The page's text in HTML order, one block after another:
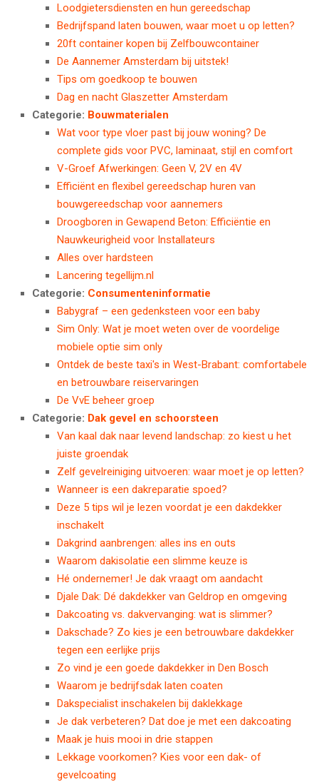
Loodgietersdiensten en hun gereedschap
Bedrijfspand laten bouwen, waar moet u op letten?
20ft container kopen bij Zelfbouwcontainer
De Aannemer Amsterdam bij uitstek!
Tips om goedkoop te bouwen
Dag en nacht Glaszetter Amsterdam
Categorie: Bouwmaterialen
Wat voor type vloer past bij jouw woning? De
complete gids voor PVC, laminaat, stijl en comfort
V-Groef Afwerkingen: Geen V, 2V en 4V
Efficiënt en flexibel gereedschap huren van
bouwgereedschap voor aannemers
Droogboren in Gewapend Beton: Efficiëntie en
Nauwkeurigheid voor Installateurs
Alles over hardsteen
Lancering tegellijm.nl
Categorie: Consumenteninformatie
Babygraf – een gedenksteen voor een baby
Sim Only: Wat je moet weten over de voordelige
mobiele optie sim only
Ontdek de beste taxi's in West-Brabant: comfortabele
en betrouwbare reiservaringen
De VvE beheer groep
Categorie: Dak gevel en schoorsteen
Van kaal dak naar levend landschap: zo kiest u het
juiste groendak
Zelf gevelreiniging uitvoeren: waar moet je op letten?
Wanneer is een dakreparatie spoed?
Deze 5 tips wil je lezen voordat je een dakdekker
inschakelt
Dakgrind aanbrengen: alles ins en outs
Waarom dakisolatie een slimme keuze is
Hé ondernemer! Je dak vraagt om aandacht
Djale Dak: Dé dakdekker van Geldrop en omgeving
Dakcoating vs. dakvervanging: wat is slimmer?
Dakschade? Zo kies je een betrouwbare dakdekker
tegen een eerlijke prijs
Zo vind je een goede dakdekker in Den Bosch
Waarom je bedrijfsdak laten coaten
Dakspecialist inschakelen bij daklekkage
Je dak verbeteren? Dat doe je met een dakcoating
Maak je huis mooi in drie stappen
Lekkage voorkomen? Kies voor een dak- of
gevelcoating